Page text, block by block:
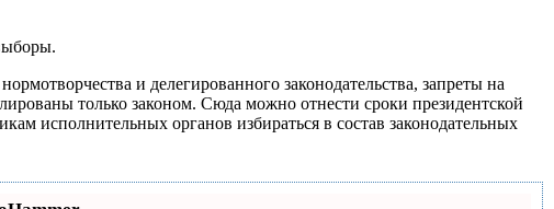
и делегированного законодательства, запреты на
только законом. Сюда можно отнести сроки президентской
исполнительных органов избираться в состав законодательных